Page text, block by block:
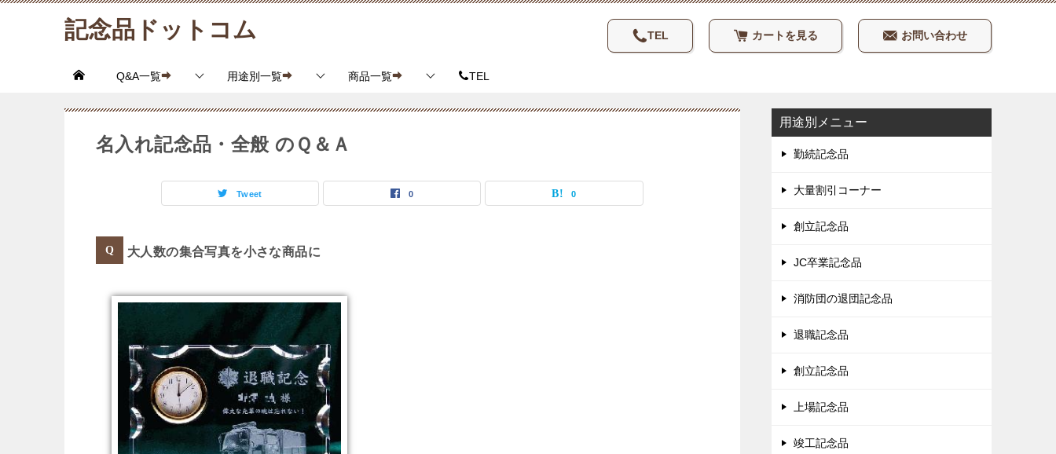
記念品ドットコム お問い合わせ
カートを見る
TEL
Q&A一覧 用途別一覧 商品一覧 TEL
名入れ記念品・全般 のＱ＆Ａ
Tweet 0 0
大人数の集合写真を小さな商品に
用途別メニュー
勤続記念品
大量割引コーナー
創立記念品
JC卒業記念品
消防団の退団記念品
退職記念品
創立記念品
上場記念品
竣工記念品